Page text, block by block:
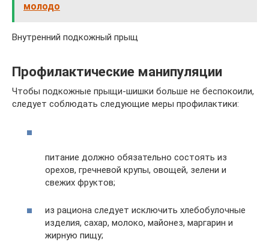
молодо
Внутренний подкожный прыщ
Профилактические манипуляции
Чтобы подкожные прыщи-шишки больше не беспокоили,
следует соблюдать следующие меры профилактики:
питание должно обязательно состоять из
орехов, гречневой крупы, овощей, зелени и
свежих фруктов;
из рациона следует исключить хлебобулочные
изделия, сахар, молоко, майонез, маргарин и
жирную пищу;